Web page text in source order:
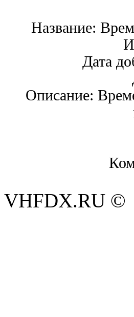
Название:
Дата
Описание:
VHFDX.RU ©